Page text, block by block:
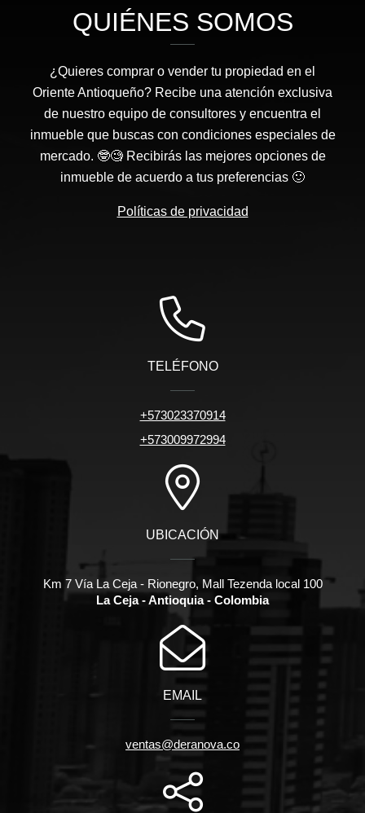
QUIÉNES SOMOS
¿Quieres comprar o vender tu propiedad en el
Oriente Antioqueño? Recibe una atención exclusiva
de nuestro equipo de consultores y encuentra el
inmueble que buscas con condiciones especiales de
mercado. 🤓🧐 Recibirás las mejores opciones de
inmueble de acuerdo a tus preferencias 🙂
Políticas de privacidad
TELÉFONO
+573023370914
+573009972994
UBICACIÓN
Km 7 Vía La Ceja - Rionegro, Mall Tezenda local 100
La Ceja - Antioquia - Colombia
EMAIL
ventas@deranova.co